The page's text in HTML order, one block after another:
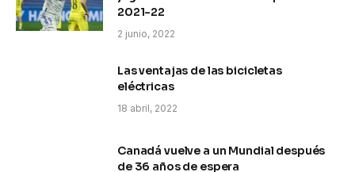
2021-22
2 junio, 2022
Las ventajas de las bicicletas
eléctricas
18 abril, 2022
Canadá vuelve a un Mundial después
de 36 años de espera